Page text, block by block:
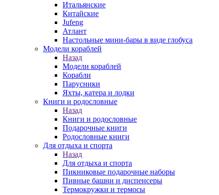
Итальянские
Китайские
Jufeng
Атлант
Настольные мини-бары в виде глобуса
Модели кораблей
Назад
Модели кораблей
Корабли
Парусники
Яхты, катера и лодки
Книги и родословные
Назад
Книги и родословные
Подарочные книги
Родословные книги
Для отдыха и спорта
Назад
Для отдыха и спорта
Пикниковые подарочные наборы
Пивные башни и диспенсеры
Термокружки и термосы